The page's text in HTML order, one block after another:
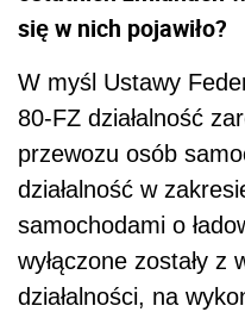
się w nich pojawiło?
W myśl Ustawy
80-FZ działalność
przewozu osób
działalność w
samochodami o
wyłączone zostały z
działalności, na